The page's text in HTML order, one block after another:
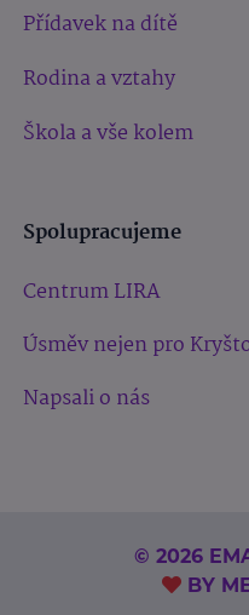
Přídavek na dítě
Rodina a vztahy
Škola a vše kolem
Spolupracujeme
Centrum LIRA
Úsměv nejen pro
Napsali o nás
© 2026
BY